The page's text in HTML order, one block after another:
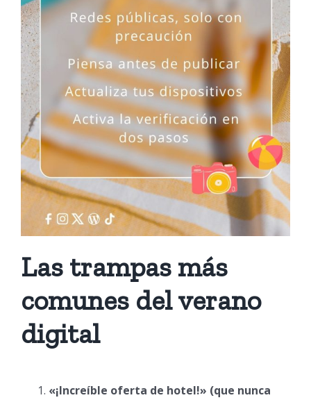
Las trampas más
comunes del verano
digital
«¡Increíble oferta de hotel!» (que nunca